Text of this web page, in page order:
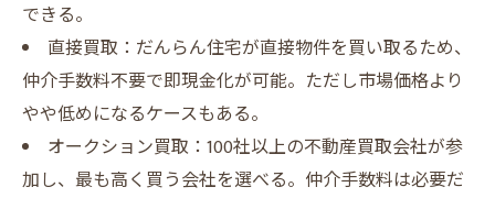
できる。
直接買取：だんらん住宅が直接物件を買い取るため、
仲介手数料不要で即現金化が可能。ただし市場価格より
やや低めになるケースもある。
オークション買取：100社以上の不動産買取会社が参
加し、最も高く買う会社を選べる。仲介手数料は必要だ